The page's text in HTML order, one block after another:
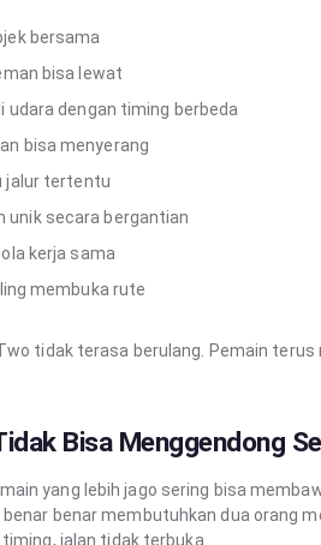
bersama
bisa lewat
udara dengan timing berbeda
bisa menyerang
jalur tertentu
unik secara bergantian
kerja sama
membuka rute
tidak terasa berulang. Pemain
Bisa Menggendong
yang lebih jago sering bisa
benar membutuhkan dua orang
jalan tidak terbuka.